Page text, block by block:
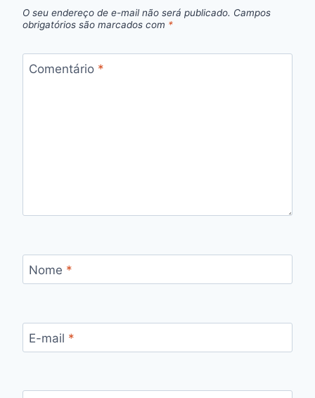
O seu endereço de e-mail não será publicado. Campos
obrigatórios são marcados com *
Comentário *
Nome *
E-mail *